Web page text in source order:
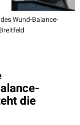
Wund-Balance-
die